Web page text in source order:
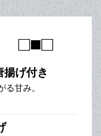
□■□
揚げ付き
甘み。